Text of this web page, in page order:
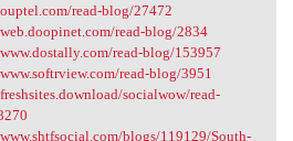
read-blog/27472
read-blog/2834
read-blog/153957
read-blog/3951
socialwow/read-
blogs/119129/South-